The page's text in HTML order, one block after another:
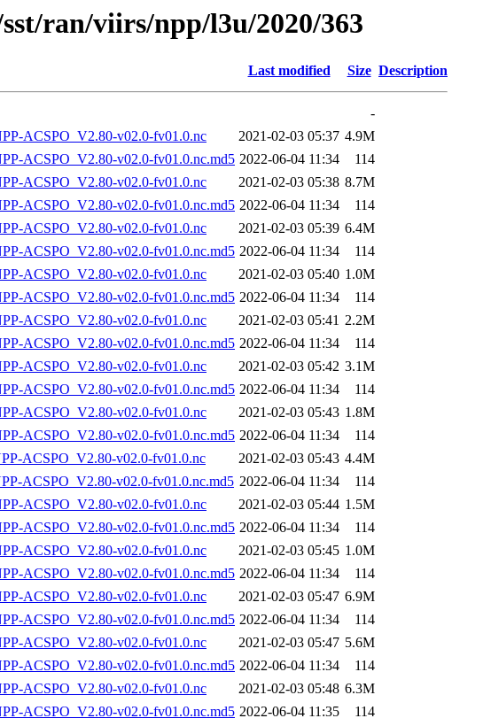
ran/viirs/npp/l3u/2020/363
Last modified Size Description
-
ACSPO_V2.80-v02.0-fv01.0.nc
2021-02-03 05:37 4.9M
ACSPO_V2.80-v02.0-fv01.0.nc.md5 2022-06-04 11:34
114
ACSPO_V2.80-v02.0-fv01.0.nc
2021-02-03 05:38 8.7M
ACSPO_V2.80-v02.0-fv01.0.nc.md5 2022-06-04 11:34
114
ACSPO_V2.80-v02.0-fv01.0.nc
2021-02-03 05:39 6.4M
ACSPO_V2.80-v02.0-fv01.0.nc.md5 2022-06-04 11:34
114
ACSPO_V2.80-v02.0-fv01.0.nc
2021-02-03 05:40 1.0M
ACSPO_V2.80-v02.0-fv01.0.nc.md5 2022-06-04 11:34
114
ACSPO_V2.80-v02.0-fv01.0.nc
2021-02-03 05:41 2.2M
ACSPO_V2.80-v02.0-fv01.0.nc.md5 2022-06-04 11:34
114
ACSPO_V2.80-v02.0-fv01.0.nc
2021-02-03 05:42 3.1M
ACSPO_V2.80-v02.0-fv01.0.nc.md5 2022-06-04 11:34
114
ACSPO_V2.80-v02.0-fv01.0.nc
2021-02-03 05:43 1.8M
ACSPO_V2.80-v02.0-fv01.0.nc.md5 2022-06-04 11:34
114
ACSPO_V2.80-v02.0-fv01.0.nc
2021-02-03 05:43 4.4M
ACSPO_V2.80-v02.0-fv01.0.nc.md5 2022-06-04 11:34
114
ACSPO_V2.80-v02.0-fv01.0.nc
2021-02-03 05:44 1.5M
ACSPO_V2.80-v02.0-fv01.0.nc.md5 2022-06-04 11:34
114
ACSPO_V2.80-v02.0-fv01.0.nc
2021-02-03 05:45 1.0M
ACSPO_V2.80-v02.0-fv01.0.nc.md5 2022-06-04 11:34
114
ACSPO_V2.80-v02.0-fv01.0.nc
2021-02-03 05:47 6.9M
ACSPO_V2.80-v02.0-fv01.0.nc.md5 2022-06-04 11:34
114
ACSPO_V2.80-v02.0-fv01.0.nc
2021-02-03 05:47 5.6M
ACSPO_V2.80-v02.0-fv01.0.nc.md5 2022-06-04 11:34
114
ACSPO_V2.80-v02.0-fv01.0.nc
2021-02-03 05:48 6.3M
ACSPO_V2.80-v02.0-fv01.0.nc.md5 2022-06-04 11:35
114